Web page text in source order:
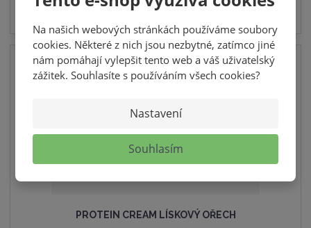
Na našich webových stránkách používáme soubory
cookies. Některé z nich jsou nezbytné, zatímco jiné
nám pomáhají vylepšit tento web a váš uživatelský
zážitek. Souhlasíte s používáním všech cookies?
Nastavení
Souhlasím
RŮZNÉ VELIKOSTI BALENÍ
PROTEIN CREAM LÍSKOVÝ OŘECH